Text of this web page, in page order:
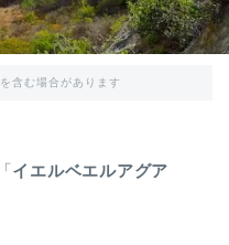
含む場合があります
イエルベエルアグア